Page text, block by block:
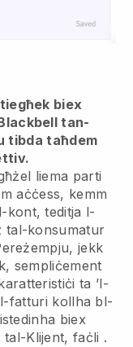
biex
tan-
tibda taħdem
liema parti
aċċess, kemm
kont, teditja l-
tal-konsumatur
jekk
sempliċement
ta ’l-
fatturi kollha bl-
biex
tal-Klijent, faċli .